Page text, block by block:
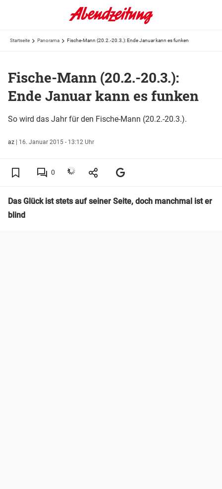
Startseite Panorama Fische-Mann (20.2.-20.3.): Ende Januar kann es funken
Fische-Mann (20.2.-20.3.):
Ende Januar kann es funken
So wird das Jahr für den Fische-Mann (20.2.-20.3.).
az | 16. Januar 2015 - 13:12 Uhr
0
Das Glück ist stets auf seiner Seite, doch manchmal ist er
blind